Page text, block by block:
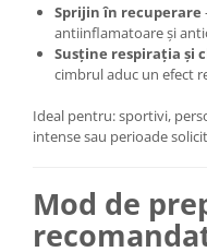
Sprijin în recuperare
antiinflamatoare și
Susține respirația și
cimbrul aduc un efect
Ideal pentru: sportivi,
intense sau perioade
Mod de